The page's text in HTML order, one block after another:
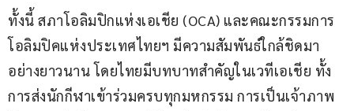
ทั้งนี้ สภาโอลิมปิกแห่งเอเชีย (OCA) และคณะกรรมการ
โอลิมปิคแห่งประเทศไทยฯ มีความสัมพันธ์ใกล้ชิดมา
อย่างยาวนาน โดยไทยมีบทบาทสำคัญในเวทีเอเชีย ทั้ง
การส่งนักกีฬาเข้าร่วมครบทุกมหกรรม การเป็นเจ้าภาพ